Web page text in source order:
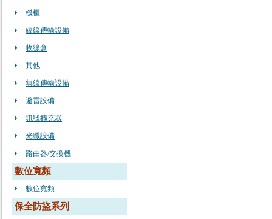
機櫃
絞線傳輸設備
收線盒
其他
無線傳輸設備
避雷設備
訊號擴充器
光纖設備
路由器/交換機
數位寬頻
數位寬頻
保全防盜系列